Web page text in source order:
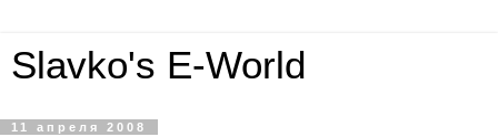
Slavko's E-World
11 апреля 2008